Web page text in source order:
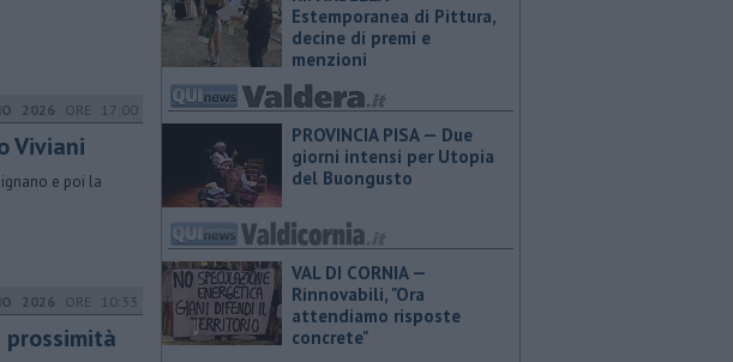
2026 ORE 17:00
Viviani
e poi la
2026 ORE 10:33
Estemporanea di Pittura,
decine di premi e
menzioni
PROVINCIA PISA — Due
giorni intensi per Utopia
del Buongusto
VAL DI CORNIA —
Rinnovabili, "Ora
attendiamo risposte
concrete"